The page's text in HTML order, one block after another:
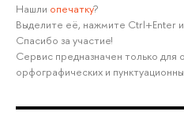
Нашли опечатку?
Выделите её, нажмите Ctrl+Enter
Спасибо за участие!
Сервис предназначен только для
орфографических и